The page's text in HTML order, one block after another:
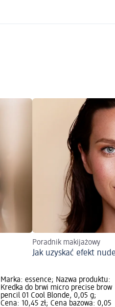
Poradnik makijażowy
Jak uzyskać efekt nude
Marka: essence; Nazwa produktu:
Kredka do brwi micro precise brow
pencil 01 Cool Blonde, 0,05 g;
Cena: 10,45 zł; Cena bazowa: 0,05